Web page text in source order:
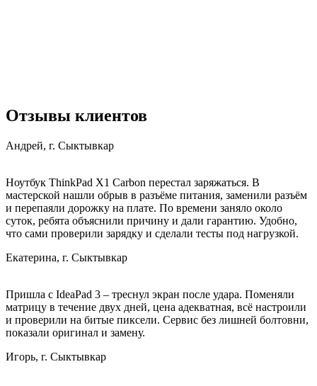
Отзывы клиентов
Андрей, г. Сыктывкар
Ноутбук ThinkPad X1 Carbon перестал заряжаться. В
мастерской нашли обрыв в разъёме питания, заменили разъём
и перепаяли дорожку на плате. По времени заняло около
суток, ребята объяснили причину и дали гарантию. Удобно,
что сами проверили зарядку и сделали тесты под нагрузкой.
Екатерина, г. Сыктывкар
Пришла с IdeaPad 3 – треснул экран после удара. Поменяли
матрицу в течение двух дней, цена адекватная, всё настроили
и проверили на битые пиксели. Сервис без лишней болтовни,
показали оригинал и замену.
Игорь, г. Сыктывкар